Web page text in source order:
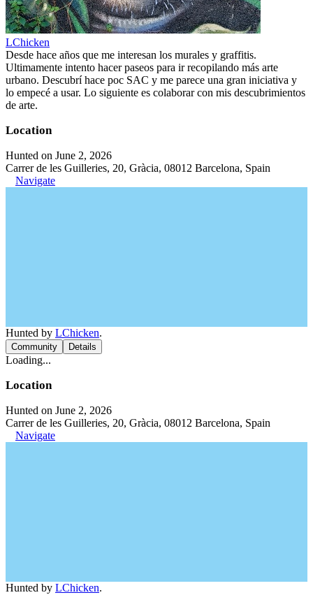
LChicken
Desde hace años que me interesan los murales y graffitis.
Ultimamente intento hacer paseos para ir recopilando más arte
urbano. Descubrí hace poc SAC y me parece una gran iniciativa y
lo empecé a usar. Lo siguiente es colaborar con mis descubrimientos
de arte.
Location
Hunted on June 2, 2026
Carrer de les Guilleries, 20, Gràcia, 08012 Barcelona, Spain
Navigate
Hunted by LChicken.
Community Details
Loading...
Location
Hunted on June 2, 2026
Carrer de les Guilleries, 20, Gràcia, 08012 Barcelona, Spain
Navigate
Hunted by LChicken.